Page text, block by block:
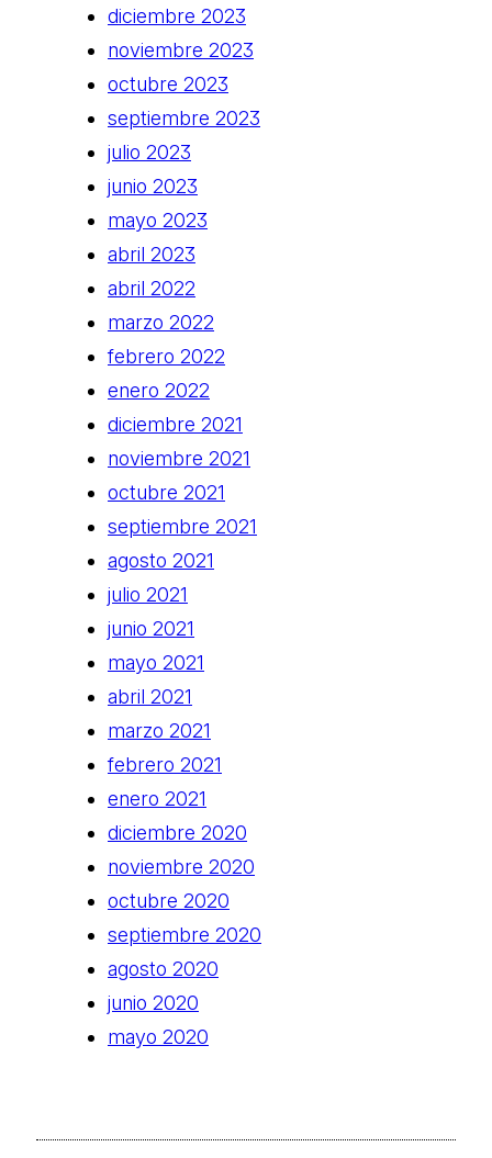
diciembre 2023
noviembre 2023
octubre 2023
septiembre 2023
julio 2023
junio 2023
mayo 2023
abril 2023
abril 2022
marzo 2022
febrero 2022
enero 2022
diciembre 2021
noviembre 2021
octubre 2021
septiembre 2021
agosto 2021
julio 2021
junio 2021
mayo 2021
abril 2021
marzo 2021
febrero 2021
enero 2021
diciembre 2020
noviembre 2020
octubre 2020
septiembre 2020
agosto 2020
junio 2020
mayo 2020